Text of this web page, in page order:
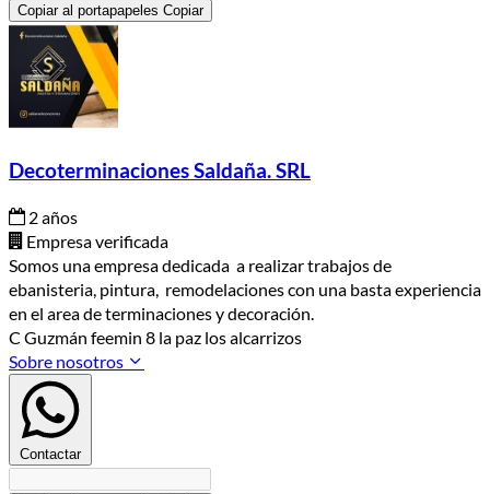
Copiar al portapapeles Copiar
Decoterminaciones Saldaña. SRL
2 años
Empresa verificada
Somos una empresa dedicada a realizar trabajos de
ebanisteria, pintura, remodelaciones con una basta experiencia
en el area de terminaciones y decoración.
C Guzmán feemin 8 la paz los alcarrizos
Sobre nosotros
Contactar